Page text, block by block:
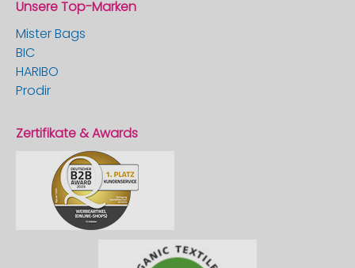
Unsere Top-Marken
Mister Bags
BIC
HARIBO
Prodir
Zertifikate & Awards